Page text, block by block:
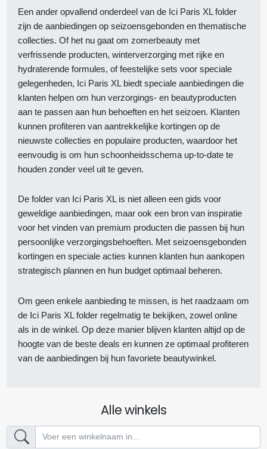
Een ander opvallend onderdeel van de Ici Paris XL folder
zijn de aanbiedingen op seizoensgebonden en thematische
collecties. Of het nu gaat om zomerbeauty met
verfrissende producten, winterverzorging met rijke en
hydraterende formules, of feestelijke sets voor speciale
gelegenheden, Ici Paris XL biedt speciale aanbiedingen die
klanten helpen om hun verzorgings- en beautyproducten
aan te passen aan hun behoeften en het seizoen. Klanten
kunnen profiteren van aantrekkelijke kortingen op de
nieuwste collecties en populaire producten, waardoor het
eenvoudig is om hun schoonheidsschema up-to-date te
houden zonder veel uit te geven.
De folder van Ici Paris XL is niet alleen een gids voor
geweldige aanbiedingen, maar ook een bron van inspiratie
voor het vinden van premium producten die passen bij hun
persoonlijke verzorgingsbehoeften. Met seizoensgebonden
kortingen en speciale acties kunnen klanten hun aankopen
strategisch plannen en hun budget optimaal beheren.
Om geen enkele aanbieding te missen, is het raadzaam om
de Ici Paris XL folder regelmatig te bekijken, zowel online
als in de winkel. Op deze manier blijven klanten altijd op de
hoogte van de beste deals en kunnen ze optimaal profiteren
van de aanbiedingen bij hun favoriete beautywinkel.
Alle winkels